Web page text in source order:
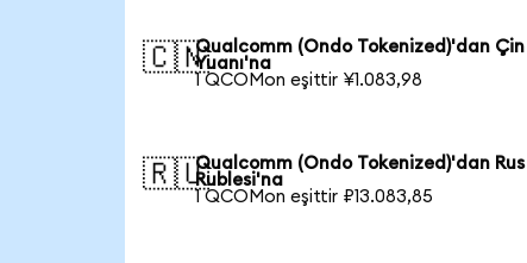
🇨🇳Qualcomm (Ondo Tokenized)'dan Çin
Yuanı'na
1 QCOMon eşittir ¥1.083,98
🇷🇺Qualcomm (Ondo Tokenized)'dan Rus
Rublesi'na
1 QCOMon eşittir ₽13.083,85